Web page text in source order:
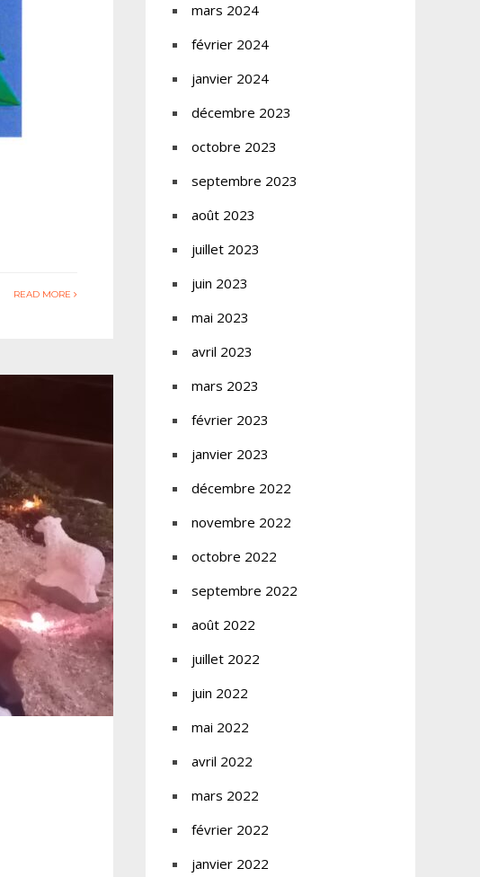
READ MORE
mars 2024
février 2024
janvier 2024
décembre 2023
octobre 2023
septembre 2023
août 2023
juillet 2023
juin 2023
mai 2023
avril 2023
mars 2023
février 2023
janvier 2023
décembre 2022
novembre 2022
octobre 2022
septembre 2022
août 2022
juillet 2022
juin 2022
mai 2022
avril 2022
mars 2022
février 2022
janvier 2022